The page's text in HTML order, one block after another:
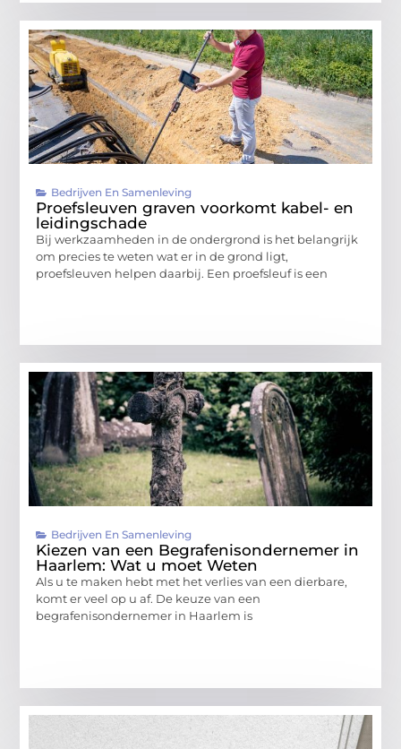
Bedrijven En Samenleving
Proefsleuven graven voorkomt kabel- en
leidingschade
Bij werkzaamheden in de ondergrond is het belangrijk
om precies te weten wat er in de grond ligt,
proefsleuven helpen daarbij. Een proefsleuf is een
Bedrijven En Samenleving
Kiezen van een Begrafenisondernemer in
Haarlem: Wat u moet Weten
Als u te maken hebt met het verlies van een dierbare,
komt er veel op u af. De keuze van een
begrafenisondernemer in Haarlem is